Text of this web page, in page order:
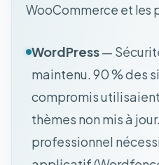
WooCommerce et les
WordPress—
maintenu. 90 % des
compromis
thèmes non mis à
professionnel